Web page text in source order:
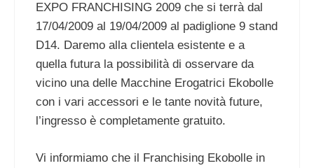
EXPO FRANCHISING 2009 che si terrà dal
17/04/2009 al 19/04/2009 al padiglione 9 stand
D14. Daremo alla clientela esistente e a
quella futura la possibilità di osservare da
vicino una delle Macchine Erogatrici Ekobolle
con i vari accessori e le tante novità future,
l’ingresso è completamente gratuito.
Vi informiamo che il Franchising Ekobolle in